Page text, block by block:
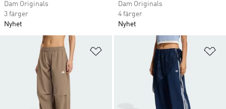
Dam Originals
3 färger
Nyhet
Dam Originals
4 färger
Nyhet
Lägg till på önskelistan